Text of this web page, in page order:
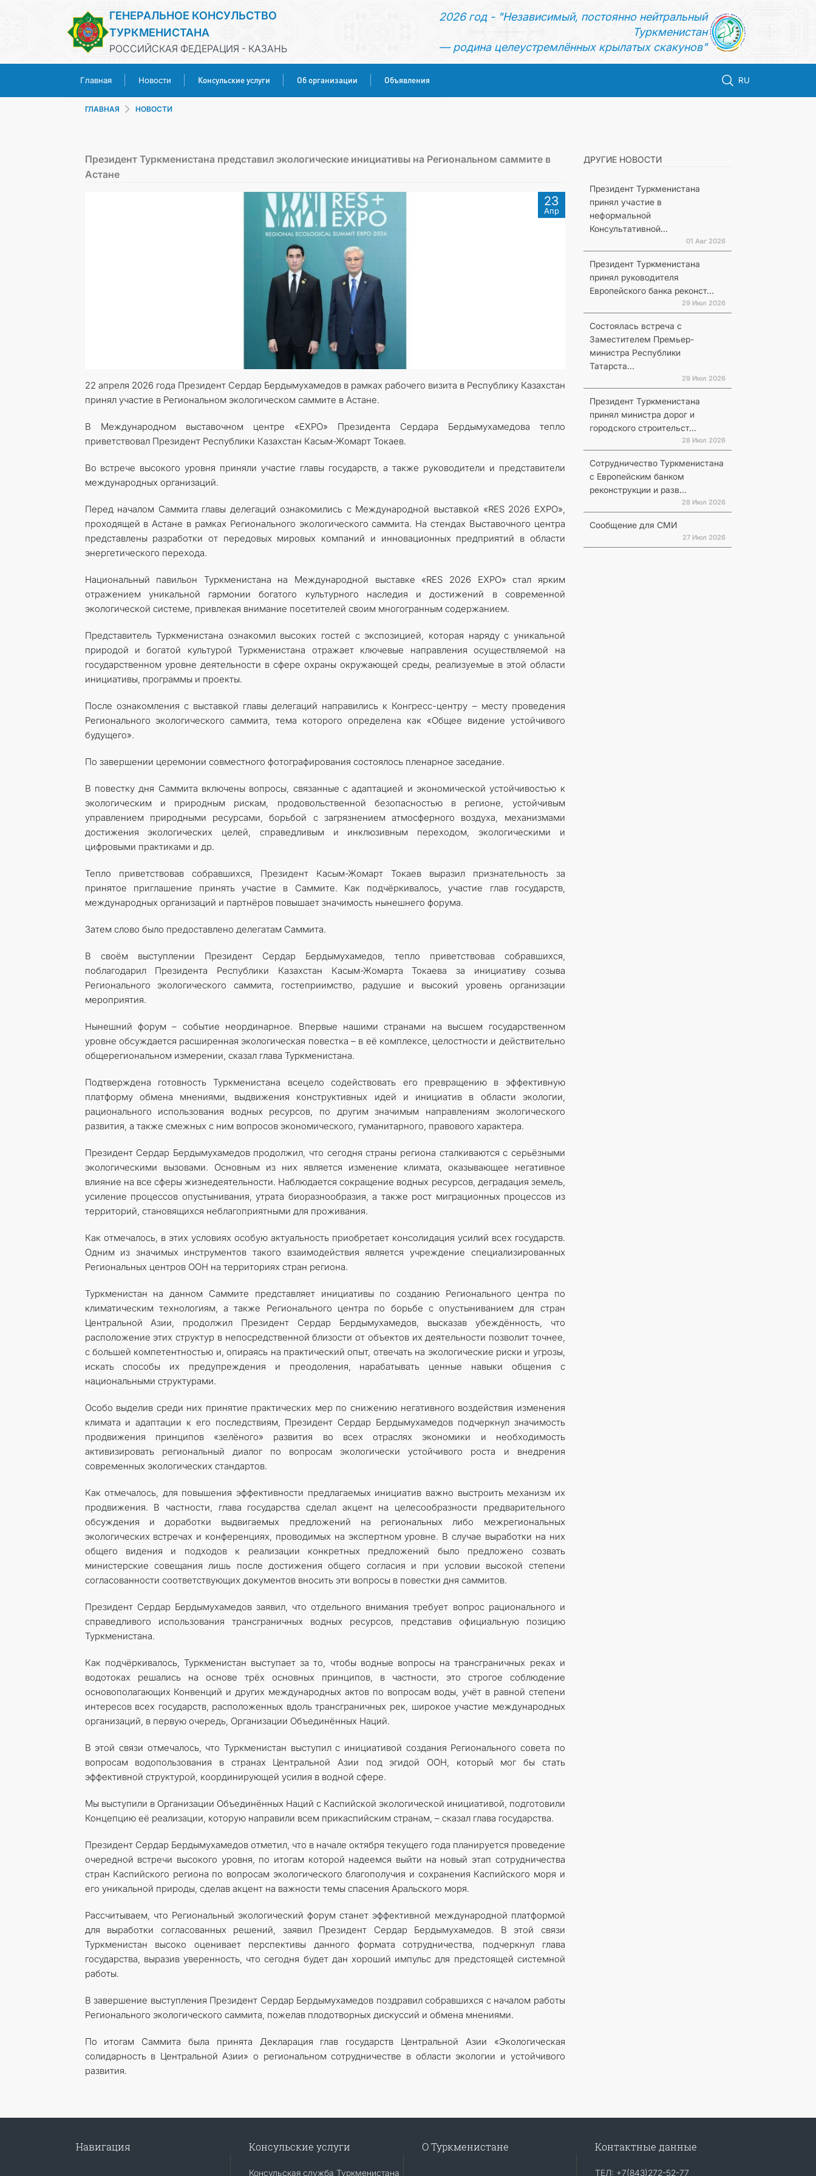
ГЕНЕРАЛЬНОЕ КОНСУЛЬСТВО
ТУРКМЕНИСТАНА
РОССИЙСКАЯ ФЕДЕРАЦИЯ - КАЗАНЬ
2026 год - "Независимый, постоянно нейтральный
Туркменистан
— родина целеустремлённых крылатых скакунов"
Главная Новости Консульские услуги Об организации Объявления RU
ОБ ОРГАНИЗАЦИИ
ГЛАВНАЯ НОВОСТИ
Президент Туркменистана представил экологические инициативы на Региональном саммите в
Астане
23
Апр
22 апреля 2026 года Президент Сердар Бердымухамедов в рамках рабочего визита в Республику Казахстан
принял участие в Региональном экологическом саммите в Астане.
В Международном выставочном центре «EXPO» Президента Сердара Бердымухамедова тепло
приветствовал Президент Республики Казахстан Касым-Жомарт Токаев.
Во встрече высокого уровня приняли участие главы государств, а также руководители и представители
международных организаций.
Перед началом Саммита главы делегаций ознакомились с Международной выставкой «RES 2026 EXPO»,
проходящей в Астане в рамках Регионального экологического саммита. На стендах Выставочного центра
представлены разработки от передовых мировых компаний и инновационных предприятий в области
энергетического перехода.
Национальный павильон Туркменистана на Международной выставке «RES 2026 EXPO» стал ярким
отражением уникальной гармонии богатого культурного наследия и достижений в современной
экологической системе, привлекая внимание посетителей своим многогранным содержанием.
Представитель Туркменистана ознакомил высоких гостей с экспозицией, которая наряду с уникальной
природой и богатой культурой Туркменистана отражает ключевые направления осуществляемой на
государственном уровне деятельности в сфере охраны окружающей среды, реализуемые в этой области
инициативы, программы и проекты.
После ознакомления с выставкой главы делегаций направились к Конгресс-центру – месту проведения
Регионального экологического саммита, тема которого определена как «Общее видение устойчивого
будущего».
По завершении церемонии совместного фотографирования состоялось пленарное заседание.
В повестку дня Саммита включены вопросы, связанные с адаптацией и экономической устойчивостью к
экологическим и природным рискам, продовольственной безопасностью в регионе, устойчивым
управлением природными ресурсами, борьбой с загрязнением атмосферного воздуха, механизмами
достижения экологических целей, справедливым и инклюзивным переходом, экологическими и
цифровыми практиками и др.
Тепло приветствовав собравшихся, Президент Касым-Жомарт Токаев выразил признательность за
принятое приглашение принять участие в Саммите. Как подчёркивалось, участие глав государств,
международных организаций и партнёров повышает значимость нынешнего форума.
Затем слово было предоставлено делегатам Саммита.
В своём выступлении Президент Сердар Бердымухамедов, тепло приветствовав собравшихся,
поблагодарил Президента Республики Казахстан Касым-Жомарта Токаева за инициативу созыва
Регионального экологического саммита, гостеприимство, радушие и высокий уровень организации
мероприятия.
Нынешний форум – событие неординарное. Впервые нашими странами на высшем государственном
уровне обсуждается расширенная экологическая повестка – в её комплексе, целостности и действительно
общерегиональном измерении, сказал глава Туркменистана.
Подтверждена готовность Туркменистана всецело содействовать его превращению в эффективную
платформу обмена мнениями, выдвижения конструктивных идей и инициатив в области экологии,
рационального использования водных ресурсов, по другим значимым направлениям экологического
развития, а также смежных с ним вопросов экономического, гуманитарного, правового характера.
Президент Сердар Бердымухамедов продолжил, что сегодня страны региона сталкиваются с серьёзными
экологическими вызовами. Основным из них является изменение климата, оказывающее негативное
влияние на все сферы жизнедеятельности. Наблюдается сокращение водных ресурсов, деградация земель,
усиление процессов опустынивания, утрата биоразнообразия, а также рост миграционных процессов из
территорий, становящихся неблагоприятными для проживания.
Как отмечалось, в этих условиях особую актуальность приобретает консолидация усилий всех государств.
Одним из значимых инструментов такого взаимодействия является учреждение специализированных
Региональных центров ООН на территориях стран региона.
Туркменистан на данном Саммите представляет инициативы по созданию Регионального центра по
климатическим технологиям, а также Регионального центра по борьбе с опустыниванием для стран
Центральной Азии, продолжил Президент Сердар Бердымухамедов, высказав убеждённость, что
расположение этих структур в непосредственной близости от объектов их деятельности позволит точнее,
с большей компетентностью и, опираясь на практический опыт, отвечать на экологические риски и угрозы,
искать способы их предупреждения и преодоления, нарабатывать ценные навыки общения с
национальными структурами.
Особо выделив среди них принятие практических мер по снижению негативного воздействия изменения
климата и адаптации к его последствиям, Президент Сердар Бердымухамедов подчеркнул значимость
продвижения принципов «зелёного» развития во всех отраслях экономики и необходимость
активизировать региональный диалог по вопросам экологически устойчивого роста и внедрения
современных экологических стандартов.
Как отмечалось, для повышения эффективности предлагаемых инициатив важно выстроить механизм их
продвижения. В частности, глава государства сделал акцент на целесообразности предварительного
обсуждения и доработки выдвигаемых предложений на региональных либо межрегиональных
экологических встречах и конференциях, проводимых на экспертном уровне. В случае выработки на них
общего видения и подходов к реализации конкретных предложений было предложено созвать
министерские совещания лишь после достижения общего согласия и при условии высокой степени
согласованности соответствующих документов вносить эти вопросы в повестки дня саммитов.
Президент Сердар Бердымухамедов заявил, что отдельного внимания требует вопрос рационального и
справедливого использования трансграничных водных ресурсов, представив официальную позицию
Туркменистана.
Как подчёркивалось, Туркменистан выступает за то, чтобы водные вопросы на трансграничных реках и
водотоках решались на основе трёх основных принципов, в частности, это строгое соблюдение
основополагающих Конвенций и других международных актов по вопросам воды, учёт в равной степени
интересов всех государств, расположенных вдоль трансграничных рек, широкое участие международных
организаций, в первую очередь, Организации Объединённых Наций.
В этой связи отмечалось, что Туркменистан выступил с инициативой создания Регионального совета по
вопросам водопользования в странах Центральной Азии под эгидой ООН, который мог бы стать
эффективной структурой, координирующей усилия в водной сфере.
Мы выступили в Организации Объединённых Наций с Каспийской экологической инициативой, подготовили
Концепцию её реализации, которую направили всем прикаспийским странам, – сказал глава государства.
Президент Сердар Бердымухамедов отметил, что в начале октября текущего года планируется проведение
очередной встречи высокого уровня, по итогам которой надеемся выйти на новый этап сотрудничества
стран Каспийского региона по вопросам экологического благополучия и сохранения Каспийского моря и
его уникальной природы, сделав акцент на важности темы спасения Аральского моря.
Рассчитываем, что Региональный экологический форум станет эффективной международной платформой
для выработки согласованных решений, заявил Президент Сердар Бердымухамедов. В этой связи
Туркменистан высоко оценивает перспективы данного формата сотрудничества, подчеркнул глава
государства, выразив уверенность, что сегодня будет дан хороший импульс для предстоящей системной
работы.
В завершение выступления Президент Сердар Бердымухамедов поздравил собравшихся с началом работы
Регионального экологического саммита, пожелав плодотворных дискуссий и обмена мнениями.
По итогам Саммита была принята Декларация глав государств Центральной Азии «Экологическая
солидарность в Центральной Азии» о региональном сотрудничестве в области экологии и устойчивого
развития.
ДРУГИЕ НОВОСТИ
Президент Туркменистана
принял участие в
неформальной
Консультативной...
01 Авг 2026
Президент Туркменистана
принял руководителя
Европейского банка реконст...
29 Июл 2026
Состоялась встреча с
Заместителем Премьер-
министра Республики
Татарста...
29 Июл 2026
Президент Туркменистана
принял министра дорог и
городского строительст...
28 Июл 2026
Сотрудничество Туркменистана
с Европейским банком
реконструкции и разв...
28 Июл 2026
Сообщение для СМИ
27 Июл 2026
Навигация Консульские услуги
Консульская служба Туркменистана
О Туркменистане Контактные данные
ТЕЛ: +7(843)272-52-77